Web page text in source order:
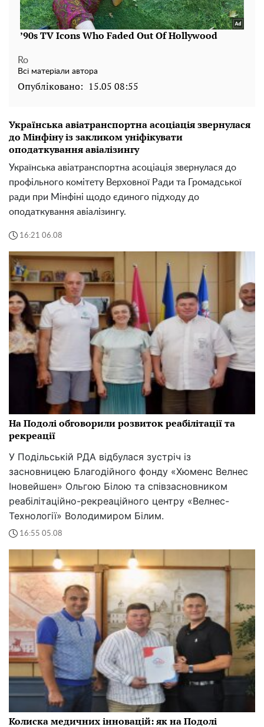
Ro
Всі матеріали автора
Опубліковано: 15.05 08:55
Українська авіатранспортна асоціація звернулася
до Мінфіну із закликом уніфікувати
оподаткування авіалізингу
Українська авіатранспортна асоціація звернулася до
профільного комітету Верховної Ради та Громадської
ради при Мінфіні щодо єдиного підходу до
оподаткування авіалізингу.
16:21 06.08
На Подолі обговорили розвиток реабілітації та
рекреації
У Подільській РДА відбулася зустріч із
засновницею Благодійного фонду «Хюменс Велнес
Іновейшен» Ольгою Білою та співзасновником
реабілітаційно-рекреаційного центру «Велнес-
Технології» Володимиром Білим.
16:55 05.08
Колиска медичних інновацій: як на Подолі